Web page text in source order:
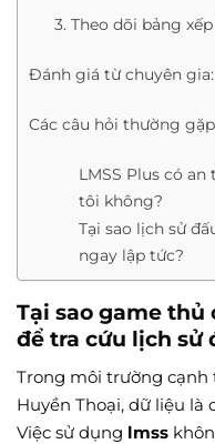
3. Theo dõi bảng
Đánh giá từ chuyên
Các câu hỏi thường
LMSS Plus có
tôi không?
Tại sao lịch sử
ngay lập tức?
Tại sao game thủ
để tra cứu lịch sử
Trong môi trường cạnh
Huyền Thoại, dữ liệu là
Việc sử dụng lmss